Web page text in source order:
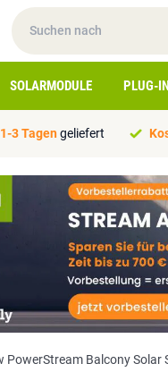
SOLARMODULE PLUG-
1-3 Tagengeliefert
PowerStream Balcony Solar